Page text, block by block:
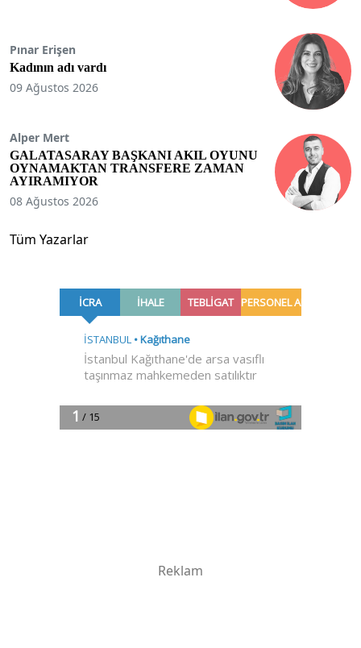
Pınar Erişen
Kadının adı vardı
09 Ağustos 2026
Alper Mert
GALATASARAY BAŞKANI AKIL OYUNU
OYNAMAKTAN TRANSFERE ZAMAN
AYIRAMIYOR
08 Ağustos 2026
Tüm Yazarlar